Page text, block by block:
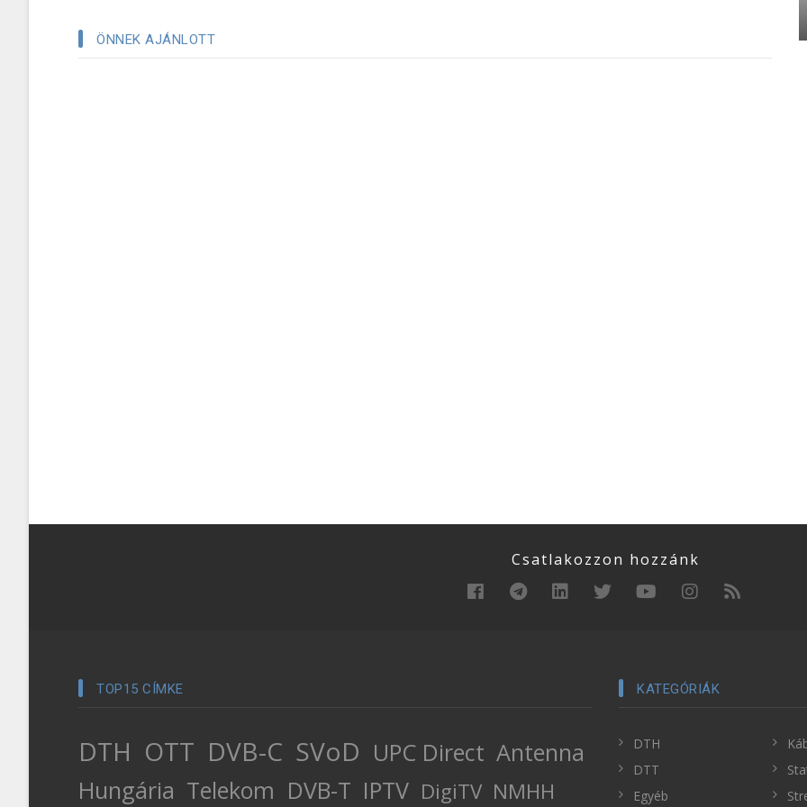
ÖNNEK AJÁNLOTT
Csatlakozzon hozzánk
TOP15 CÍMKE
DTH OTT DVB-C SVoD UPC Direct Antenna
Hungária Telekom DVB-T IPTV DigiTV NMHH
KATEGÓRIÁK
DTH
DTT
Egyéb